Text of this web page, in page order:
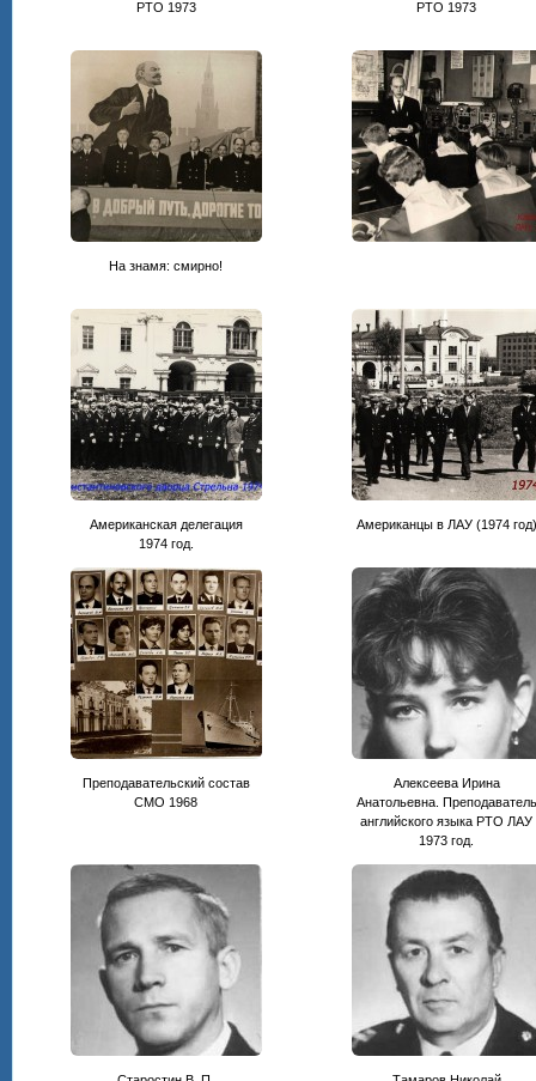
РТО 1973
РТО 1973
На знамя: смирно!
Американская делегация
1974 год.
Американцы в ЛАУ (1974 год)
Преподавательский состав
СМО 1968
Алексеева Ирина
Анатольевна. Преподаватель
английского языка РТО ЛАУ
1973 год.